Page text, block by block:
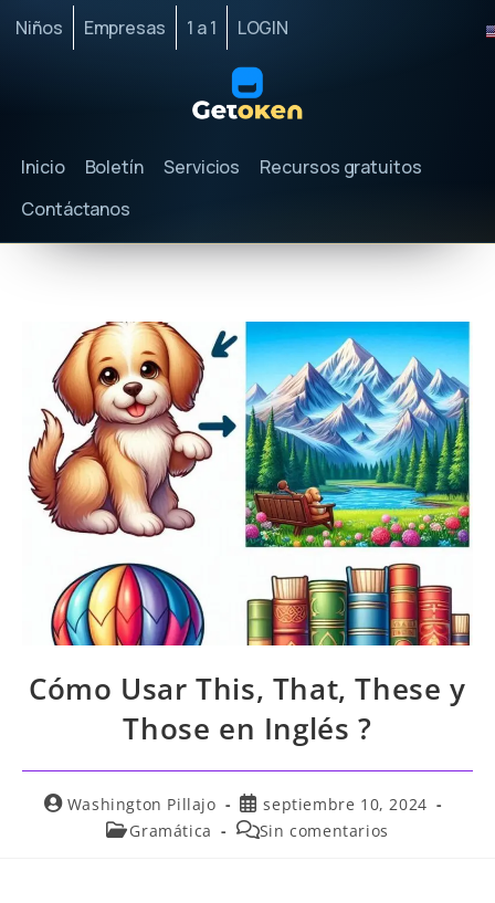
Niños Empresas 1 a 1 LOGIN
Inicio Boletín Servicios
Recursos gratuitos
Contáctanos
Cómo Usar This, That, These y
Those en Inglés ?
Washington Pillajo
septiembre 10, 2024
Gramática
Sin comentarios